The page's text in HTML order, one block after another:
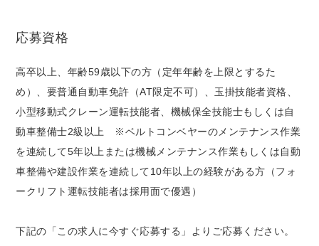
応募資格
高卒以上、年齢59歳以下の方（定年年齢を上限とするた
め）、要普通自動車免許（AT限定不可）、玉掛技能者資格、
小型移動式クレーン運転技能者、機械保全技能士もしくは自
動車整備士2級以上 ※ベルトコンベヤーのメンテナンス作業
を連続して5年以上または機械メンテナンス作業もしくは自動
車整備や建設作業を連続して10年以上の経験がある方（フォ
ークリフト運転技能者は採用面で優遇）
下記の「この求人に今すぐ応募する」よりご応募ください。